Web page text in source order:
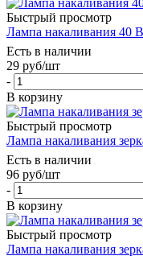
Быстрый просмотр
Лампа накаливания
Есть в наличии
29 руб/шт
-
В корзину
Быстрый просмотр
Лампа накаливания
Есть в наличии
96 руб/шт
-
В корзину
Быстрый просмотр
Лампа накаливания